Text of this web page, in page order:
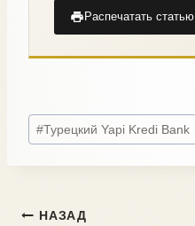
Распечатать статью
#Турецкий Yapi Kredi Bank
НАЗАД